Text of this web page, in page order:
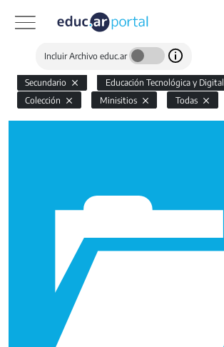
Incluir Archivo educ.ar
Secundario
Educación Tecnológica y Digital
Colección
Minisitios Todas